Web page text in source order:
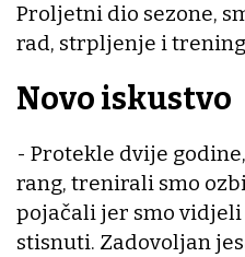
Proljetni dio sezone,
rad, strpljenje i
Novo iskustvo
- Protekle dvije
rang, trenirali smo
pojačali jer smo
stisnuti. Zadovoljan